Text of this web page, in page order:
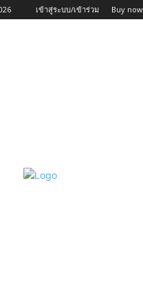
เข้าสู่ระบบ/เข้าร่วม Buy